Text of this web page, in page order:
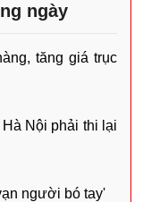
ngày
tăng giá trục
Nội phải thi lại
người bó tay'